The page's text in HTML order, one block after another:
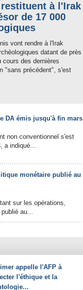
à l'Irak
de 17 000
vont rendre à l'Irak
datant de près
cours des dernières
"sans précédent", s'est
DA émis jusqu'à fin mars
non conventionnel s'est
a indiqué...
monétaire publié au
sur les opérations,
au...
appelle l'AFP à
l'éthique et la